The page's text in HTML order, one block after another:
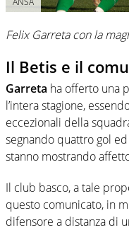
Felix Garreta con la
Il Betis e il
Garreta ha offerto una
l’intera stagione,
eccezionali della
segnando quattro gol
stanno mostrando
Il club basco, a tale
questo comunicato, in
difensore a distanza di